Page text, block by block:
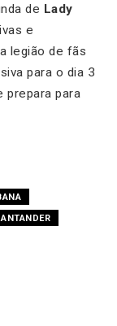
de Lady
e
legião de fãs
para o dia 3
prepara para